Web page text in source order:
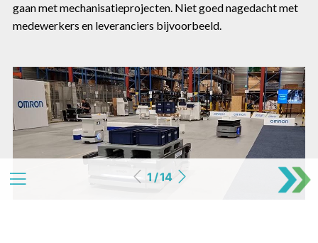
gaan met mechanisatieprojecten. Niet goed nagedacht met
medewerkers en leveranciers bijvoorbeeld.
1 / 14